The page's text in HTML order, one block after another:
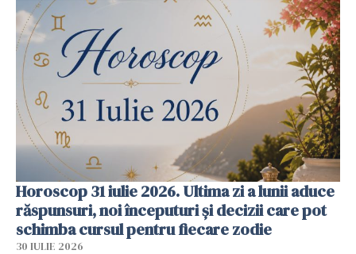
Horoscop 31 iulie 2026. Ultima zi a lunii aduce
răspunsuri, noi începuturi și decizii care pot
schimba cursul pentru fiecare zodie
30 IULIE 2026